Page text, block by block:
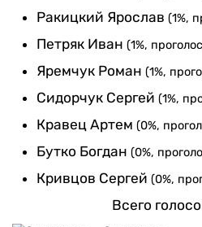
Ракицкий Ярослав (1%,
Петряк Иван (1%,
Яремчук Роман (1%,
Сидорчук Сергей (1%,
Кравец Артем (0%,
Бутко Богдан (0%,
Кривцов Сергей (0%,
Всего